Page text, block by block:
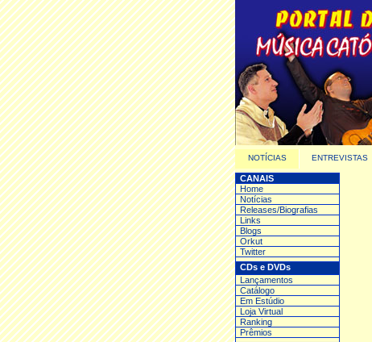
NOTÍCIAS ENTREVISTAS
CANAIS
Home
Notícias
Releases/Biografias
Links
Blogs
Orkut
Twitter
CDs e DVDs
Lançamentos
Catálogo
Em Estúdio
Loja Virtual
Ranking
Prêmios